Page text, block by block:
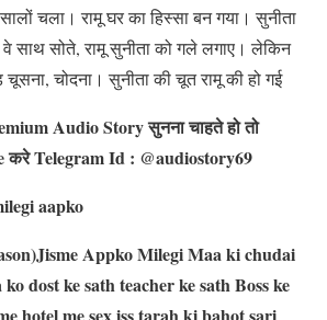
चला। रामू घर का हिस्सा बन गया। सुनीता
साथ सोते, रामू सुनीता को गले लगाए। लेकिन
चोदना। सुनीता की चूत रामू की हो गई
Audio Story सुनना चाहते हो तो
करे Telegram Id : @audiostory69
aapko
Appko Milegi Maa ki chudai
dost ke sath teacher ke sath Boss ke